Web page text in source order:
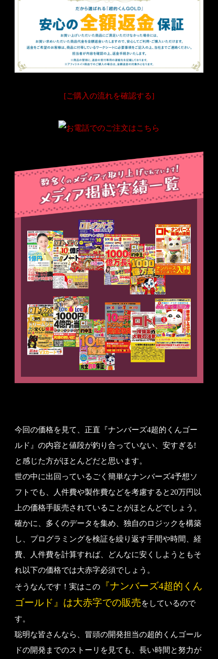
[ご購入の流れを確認する]
今回の価格を見て、正直『ナンバーズ4超的くんゴー
ルド』の内容と値段が釣り合っていない、安すぎる!
と感じた方がほとんどだと思います。
世の中に出回っているごく簡単なナンバーズ4予想ソ
フトでも、人件費や製作費などを考慮すると20万円以
上の価格手販売されていることがほとんどでしょう。
確かに、多くのデータを集め、独自のロジックを構築
し、プログラミングを検証を繰り返す手間や時間、経
費、人件費を計算すれば、どんなに安くしようともそ
れ以下の価格では大赤字必須でしょう。
そうなんです！実はこの『ナンバーズ4超的くん
ゴールド』は大赤字での販売をしているので
す。
聡明な皆さんなら、冒頭の開発担当の超的くんゴール
ドの開発までのストーリを見ても、長い時間と努力が